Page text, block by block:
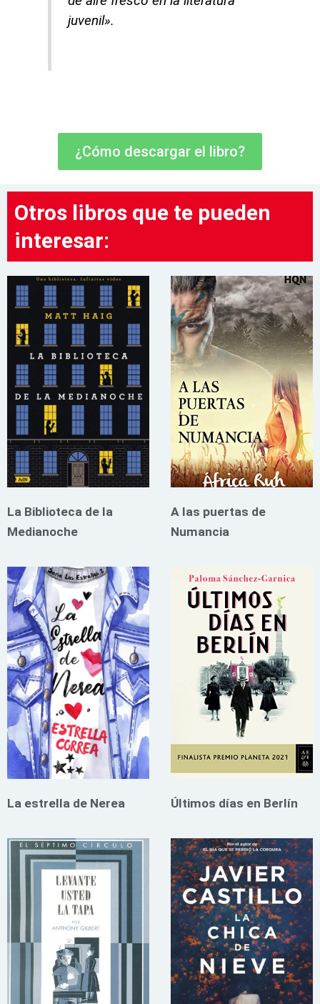
juvenil».
¿Cómo descargar el libro?
Otros libros que te pueden
interesar:
La Biblioteca de la
Medianoche
A las puertas de
Numancia
La estrella de Nerea Últimos días en Berlín